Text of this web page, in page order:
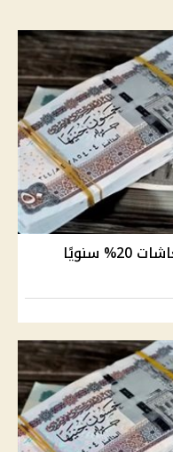
فخري الفقي: زيادة الأجور والمعاشات 20% سنويًا